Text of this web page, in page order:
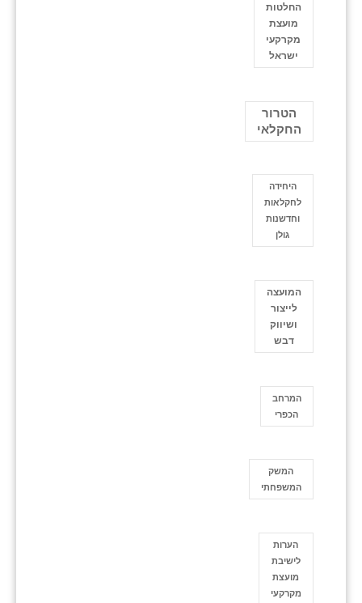
החלטות
מועצת
מקרקעי
ישראל
הטרור
החקלאי
היחידה
לחקלאות
וחדשנות
גולן
המועצה
לייצור
ושיווק
דבש
המרחב
הכפרי
המשק
המשפחתי
הערות
לישיבת
מועצת
מקרקעי